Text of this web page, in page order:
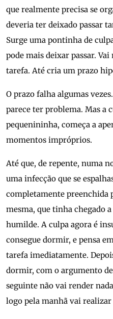
que realmente precisa se
deveria ter deixado passar
Surge uma pontinha de
pode mais deixar passar.
tarefa. Até cria um prazo
O prazo falha algumas
parece ter problema. Mas a
pequenininha, começa a
momentos impróprios.
Até que, de repente, numa
uma infecção que se
completamente preenchida
mesma, que tinha chegado
humilde. A culpa agora é
consegue dormir, e pensa
tarefa imediatamente.
dormir, com o argumento
seguinte não vai render
logo pela manhã vai